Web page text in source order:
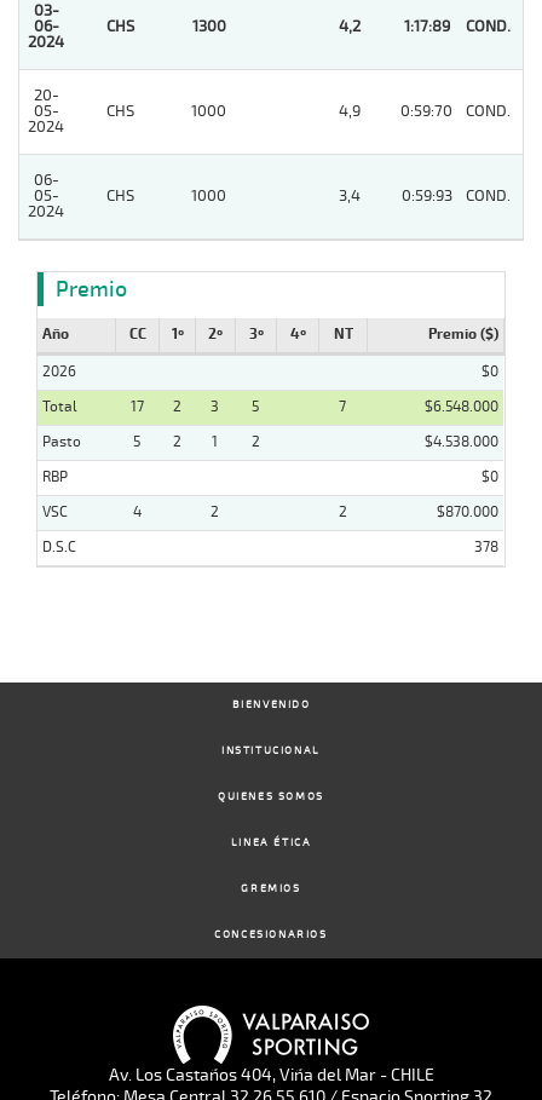
03-
06-
2024
CHS 1300 4,2 1:17:89 COND.
20-
05-
2024
CHS 1000 4,9 0:59:70 COND.
06-
05-
2024
CHS 1000 3,4 0:59:93 COND.
Premio
Año CC 1º 2º 3º 4º NT Premio ($)
2026
$0
Total
17 2 3 5 7
$6.548.000
Pasto
5 2 1 2
$4.538.000
RBP
$0
VSC
4 2 2
$870.000
D.S.C
378
BIENVENIDO
INSTITUCIONAL
QUIENES SOMOS
LINEA ÉTICA
GREMIOS
CONCESIONARIOS
Av. Los Castaños 404, Viña del Mar - CHILE